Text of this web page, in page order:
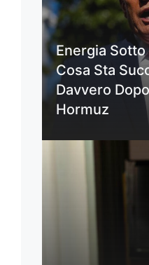
Energia
Cosa Sta
Davvero
Hormuz